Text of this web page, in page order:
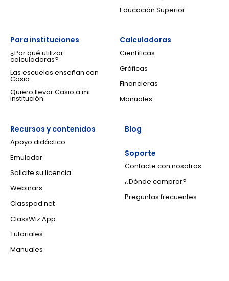
Educación Superior
Para instituciones
¿Por qué utilizar
calculadoras?
Las escuelas enseñan con
Casio
Quiero llevar Casio a mi
institución
Calculadoras
Científicas
Gráficas
Financieras
Manuales
Recursos y contenidos
Apoyo didáctico
Emulador
Solicite su licencia
Webinars
Classpad.net
ClassWiz App
Tutoriales
Manuales
Blog
Soporte
Contacte con nosotros
¿Dónde comprar?
Preguntas frecuentes